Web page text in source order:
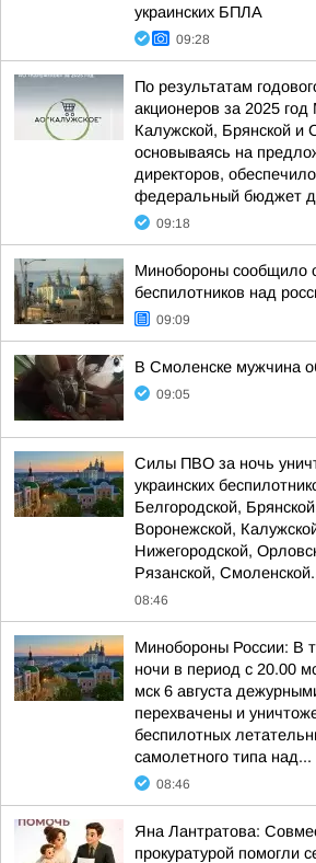
украинских БПЛА
09:28
По результатам
акционеров за 2025
Калужской, Брянской и
основываясь на
директоров,
федеральный бюджет
09:18
Минобороны сообщило
беспилотников над
09:09
В Смоленске мужчина
09:05
Силы ПВО за ночь
украинских
Белгородской,
Воронежской,
Нижегородской,
Рязанской,
08:46
Минобороны России: В
ночи в период с 20.00
мск 6 августа
перехвачены и
беспилотных
самолетного типа над...
08:46
Яна Лантратова:
прокуратурой помогли